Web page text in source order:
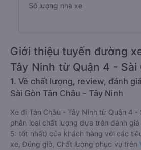
Số lượng nhà xe
Giới thiệu tuyến đường
Tây Ninh từ Quận 4 -
1. Về chất lượng, review, đánh
Sài Gòn Tân Châu - Tây Ninh
Xe đi Tân Châu - Tây Ninh từ Quận 4
phân loại chất lượng dựa trên đánh giá
5: tốt nhất) của khách hàng với các
xe, Đúng giờ, Chất lượng phục vụ trên